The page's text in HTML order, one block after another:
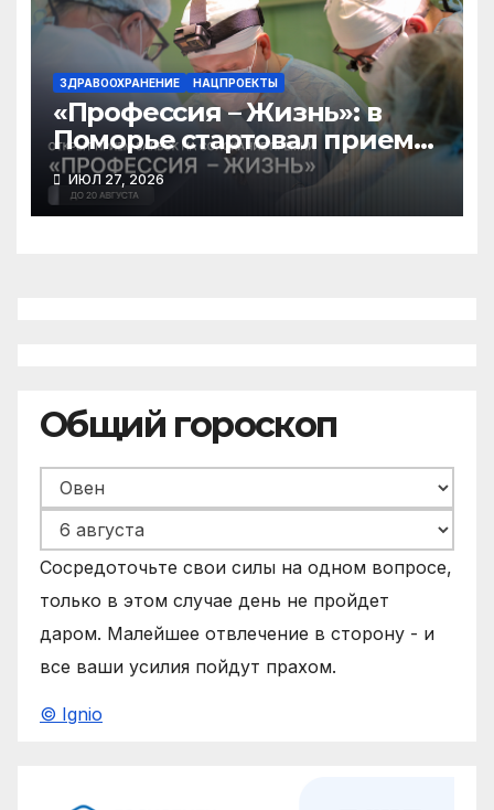
ЗДРАВООХРАНЕНИЕ НАЦПРОЕКТЫ
«Профессия – Жизнь»: в
Поморье стартовал прием
заявок на соискание
премии для медицинских
работников
ИЮЛ 27, 2026
Общий гороскоп
Сосредоточьте свои силы на одном вопросе,
только в этом случае день не пройдет
даром. Малейшее отвлечение в сторону - и
все ваши усилия пойдут прахом.
© Ignio